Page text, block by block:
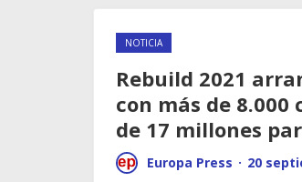
NOTICIA
Rebuild 2021
con más de
de 17 millones
Europa Press · 20